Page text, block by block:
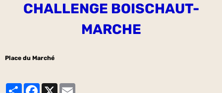
CHALLENGE BOISCHAUT-
MARCHE
Place du Marché
PartagerFacebook